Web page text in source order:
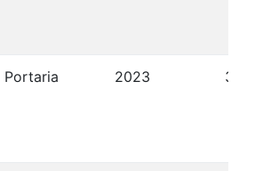
Portaria 2023 30/